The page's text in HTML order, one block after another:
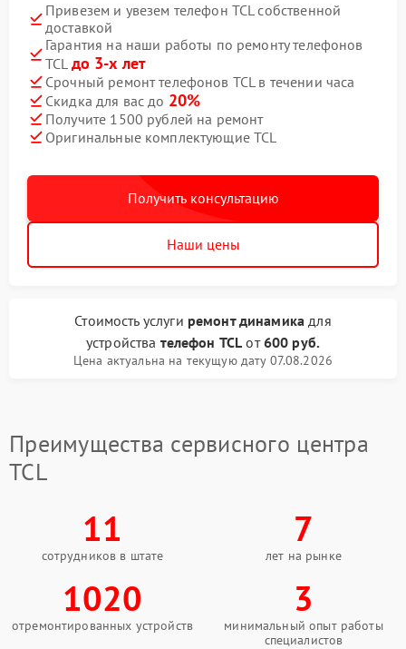
Привезем и увезем телефон TCL собственной
доставкой
Гарантия на наши работы по ремонту телефонов
TCL до 3-х лет
Срочный ремонт телефонов TCL в течении часа
Скидка для вас до 20%
Получите 1500 рублей на ремонт
Оригинальные комплектующие TCL
Получить консультацию
Наши цены
Стоимость услуги ремонт динамика для
устройства телефон TCL от600 руб.
Цена актуальна на текущую дату 07.08.2026
Преимущества сервисного центра
TCL
11
сотрудников в штате
7
лет на рынке
1020
отремонтированных устройств
3
минимальный опыт работы
специалистов